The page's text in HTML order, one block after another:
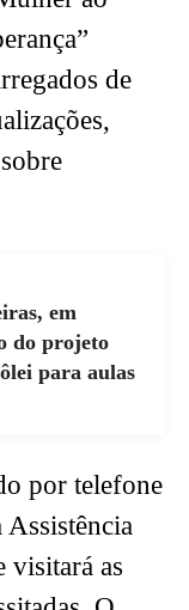
de
em
do projeto
para aulas
por telefone
Assistência
visitará as